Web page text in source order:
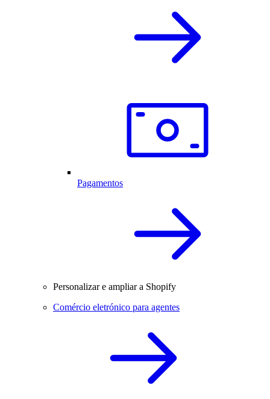
Pagamentos
Personalizar e ampliar a Shopify
Comércio eletrónico para agentes